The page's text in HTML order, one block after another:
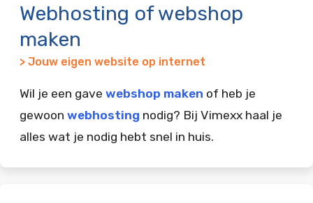
Webhosting of webshop
maken
> Jouw eigen website op internet
Wil je een gave webshop maken of heb je
gewoon webhosting nodig? Bij Vimexx haal je
alles wat je nodig hebt snel in huis.